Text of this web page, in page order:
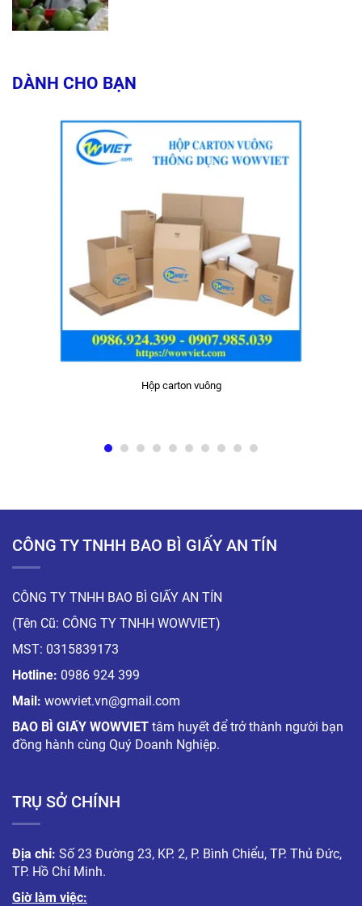
DÀNH CHO BẠN
Hộp carton vuông
CÔNG TY TNHH BAO BÌ GIẤY AN TÍN
CÔNG TY TNHH BAO BÌ GIẤY AN TÍN
(Tên Cũ: CÔNG TY TNHH WOWVIET)
MST: 0315839173
Hotline: 0986 924 399
Mail: wowviet.vn@gmail.com
BAO BÌ GIẤY WOWVIET tâm huyết để trở thành người bạn
đồng hành cùng Quý Doanh Nghiệp.
TRỤ SỞ CHÍNH
Địa chỉ: Số 23 Đường 23, KP. 2, P. Bình Chiểu, TP. Thủ Đức,
TP. Hồ Chí Minh.
Giờ làm việc: